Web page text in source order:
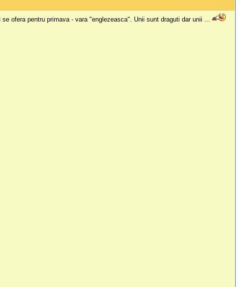
ofera pentru primava - vara "englezeasca". Unii sunt draguti dar unii ...